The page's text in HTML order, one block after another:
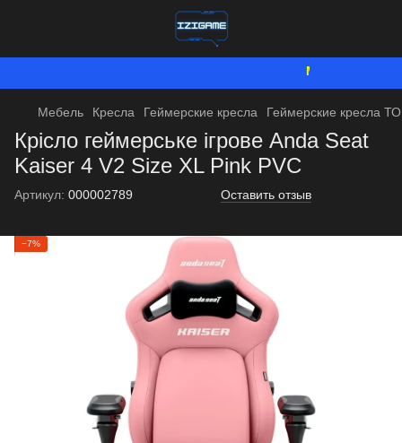
Мы работаем.
Мебель Кресла Геймерские кресла Геймерские кресла
Крісло геймерське ігрове Anda Seat
Kaiser 4 V2 Size XL Pink PVC
Артикул: 000002789 Оставить отзыв
−7%